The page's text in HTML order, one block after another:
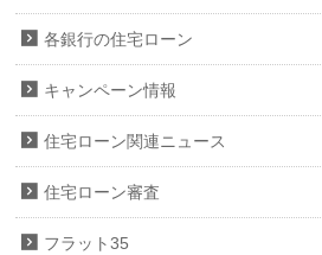
各銀行の住宅ローン
キャンペーン情報
住宅ローン関連ニュース
住宅ローン審査
フラット35